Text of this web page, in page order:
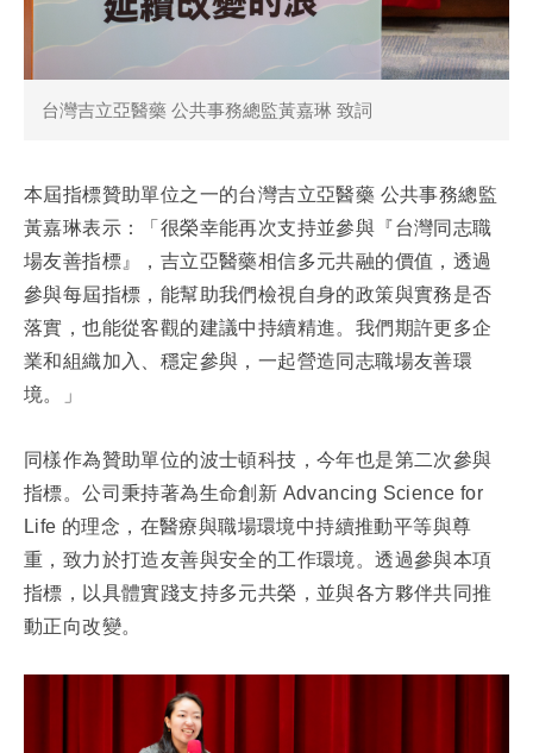
台灣吉立亞醫藥 公共事務總監黃嘉琳 致詞
本屆指標贊助單位之一的台灣吉立亞醫藥 公共事務總監
黃嘉琳表示：「很榮幸能再次支持並參與『台灣同志職
場友善指標』，吉立亞醫藥相信多元共融的價值，透過
參與每屆指標，能幫助我們檢視自身的政策與實務是否
落實，也能從客觀的建議中持續精進。我們期許更多企
業和組織加入、穩定參與，一起營造同志職場友善環
境。」
同樣作為贊助單位的波士頓科技，今年也是第二次參與
指標。公司秉持著為生命創新 Advancing Science for
Life 的理念，在醫療與職場環境中持續推動平等與尊
重，致力於打造友善與安全的工作環境。透過參與本項
指標，以具體實踐支持多元共榮，並與各方夥伴共同推
動正向改變。